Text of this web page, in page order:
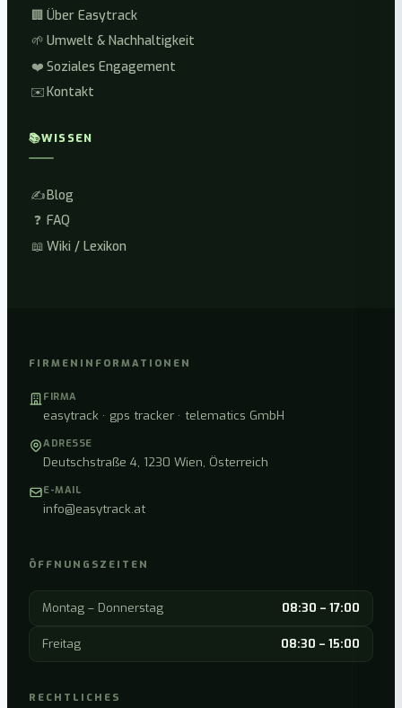
🏢 Über Easytrack
🌱 Umwelt & Nachhaltigkeit
❤️ Soziales Engagement
✉️Kontakt
📚WISSEN
✍️Blog
❓ FAQ
📖 Wiki / Lexikon
FIRMENINFORMATIONEN
FIRMA
easytrack · gps tracker · telematics GmbH
ADRESSE
Deutschstraße 4, 1230 Wien, Österreich
E-MAIL
info@easytrack.at
ÖFFNUNGSZEITEN
Montag – Donnerstag 08:30 – 17:00
Freitag 08:30 – 15:00
RECHTLICHES